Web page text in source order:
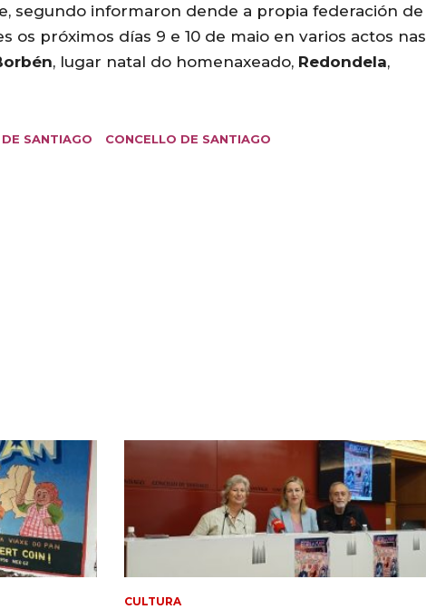
segundo informaron dende a propia federación de
os próximos días 9 e 10 de maio en varios actos nas
, lugar natal do homenaxeado, Redondela,
SANTIAGO
CONCELLO DE SANTIAGO
CULTURA